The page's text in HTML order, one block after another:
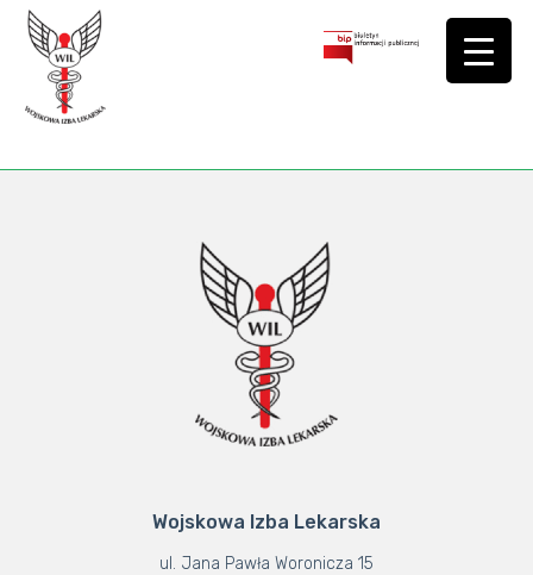
Wojskowa Izba Lekarska
ul. Jana Pawła Woronicza 15